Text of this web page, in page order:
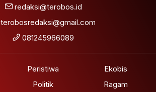
redaksi@terobos.id
terobosredaksi@gmail.com
081245966089
Peristiwa
Politik
Ekobis
Ragam